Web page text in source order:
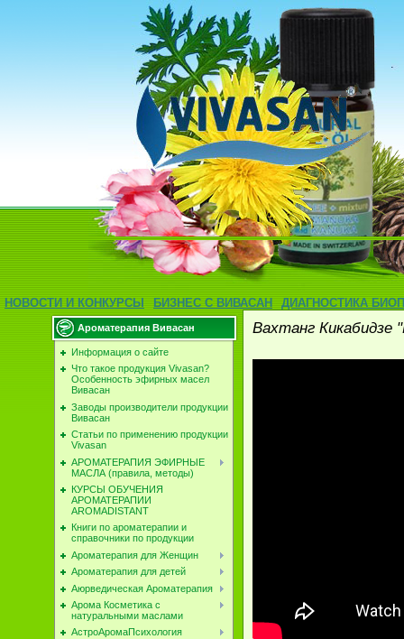
НОВОСТИ И КОНКУРСЫ БИЗНЕС С ВИВАСАН ДИАГНОСТИКА
Ароматерапия Вивасан
Информация о сайте
Что такое продукция Vivasan?
Особенность эфирных масел
Вивасан
Заводы производители продукции
Вивасан
Статьи по применению продукции
Vivasan
АРОМАТЕРАПИЯ ЭФИРНЫЕ
МАСЛА (правила, методы)
КУРСЫ ОБУЧЕНИЯ
АРОМАТЕРАПИИ
AROMADISTANT
Книги по ароматерапии и
справочники по продукции
Ароматерапия для Женщин
Ароматерапия для детей
Аюрведическая Ароматерапия
Арома Косметика с
натуральными маслами
АстроАромаПсихология
Вахтанг Кикабидзе